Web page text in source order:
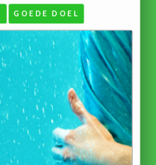
GOEDE DOEL